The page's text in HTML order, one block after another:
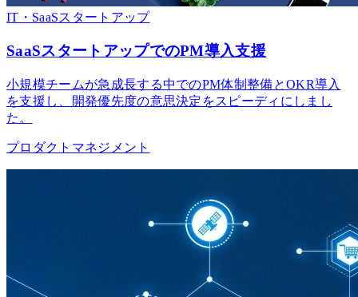
IT・SaaSスタートアップ
SaaSスタートアップでのPM導入支援
小規模チームが急成長する中でのPM体制整備とOKR導入
を支援し、開発優先度の意思決定をスピーディにしまし
た。
プロダクトマネジメント